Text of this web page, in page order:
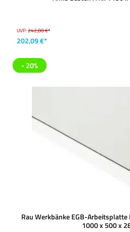
UVP:242,88 €*
202,09 €*
- 20%
Rau Werkbänke EGB-Arbeitsplatte
1000 x 500 x